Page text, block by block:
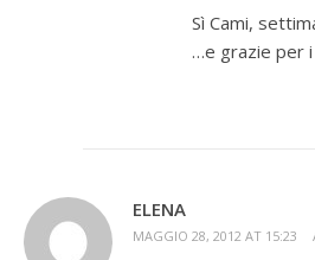
Sì Cami,
…e grazie per
ELENA
MAGGIO 28, 2012 AT 15:23